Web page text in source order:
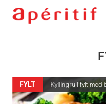
FYLT Kyllingrull fylt med